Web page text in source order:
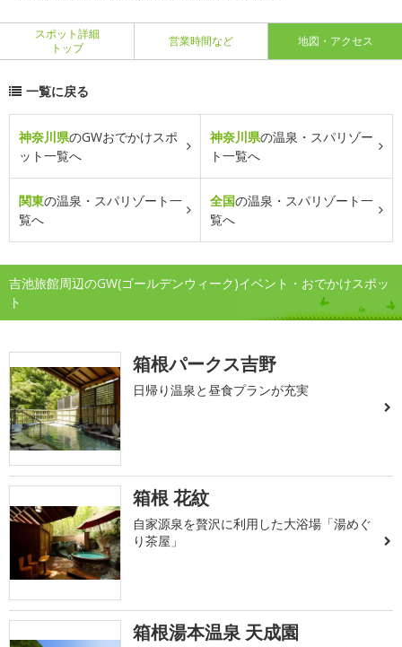
スポット詳細
トップ
営業時間など 地図・アクセス
一覧に戻る
神奈川県のGWおでかけスポ
ット一覧へ
神奈川県の温泉・スパリゾー
ト一覧へ
関東の温泉・スパリゾート一
覧へ
全国の温泉・スパリゾート一
覧へ
吉池旅館周辺のGW(ゴールデンウィーク)イベント・おでかけスポッ
ト
箱根パークス吉野
日帰り温泉と昼食プランが充実
箱根 花紋
自家源泉を贅沢に利用した大浴場「湯めぐ
り茶屋」
箱根湯本温泉 天成園